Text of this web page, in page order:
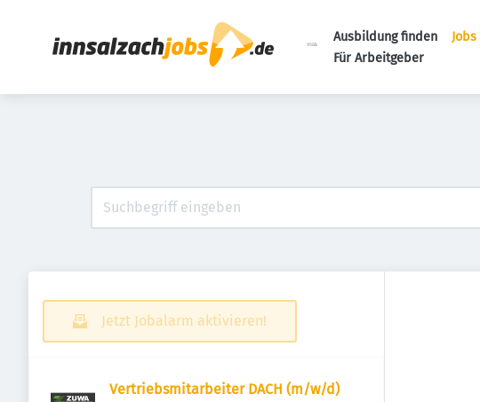
Ausbildung finden
Für Arbeitgeber
Jetzt Jobalarm aktivieren!
Vertriebsmitarbeiter DACH (m/w/d)